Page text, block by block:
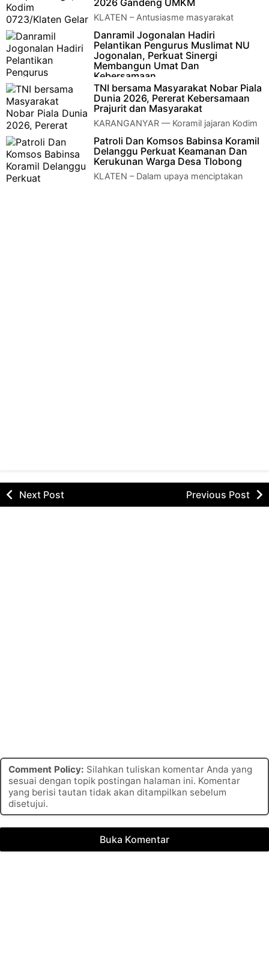
2026 Gandeng UMKM
KLATEN – Antusiasme masyarakat
terhadap perhelatan perebutan tempat
ketiga Piala Dunia FIFA 2026 yang mempertemukan …
Danramil Jogonalan Hadiri
Pelantikan Pengurus Muslimat NU
Jogonalan, Perkuat Sinergi
Membangun Umat Dan
Kebersamaan
KLATEN – Komandan Koramil (Danramil) 02/Jogonalan Kodim
0723/Klaten, Kapten Inf Winarya menghadiri kegiatan Pelantik…
TNI bersama Masyarakat Nobar Piala
Dunia 2026, Pererat Kebersamaan
Prajurit dan Masyarakat
KARANGANYAR — Koramil jajaran Kodim
0727/Karanganyar menggelar kegiatan
Nonton Bareng (Nobar) pertandingan Piala Du…
Patroli Dan Komsos Babinsa Koramil
Delanggu Perkuat Keamanan Dan
Kerukunan Warga Desa Tlobong
KLATEN – Dalam upaya menciptakan
Next Post Previous Post
Comment Policy: Silahkan tuliskan komentar Anda yang
sesuai dengan topik postingan halaman ini. Komentar
yang berisi tautan tidak akan ditampilkan sebelum
disetujui.
Buka Komentar